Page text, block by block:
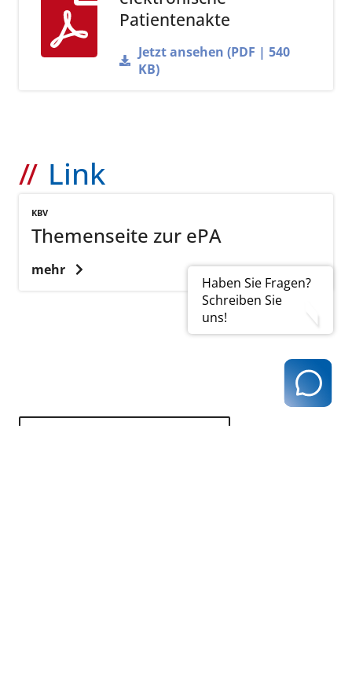
Haben Sie Fragen?
Schreiben Sie
uns!
Patientenakte
Jetzt ansehen (PDF | 540
KB)
Link
KBV
Themenseite zur ePA
mehr